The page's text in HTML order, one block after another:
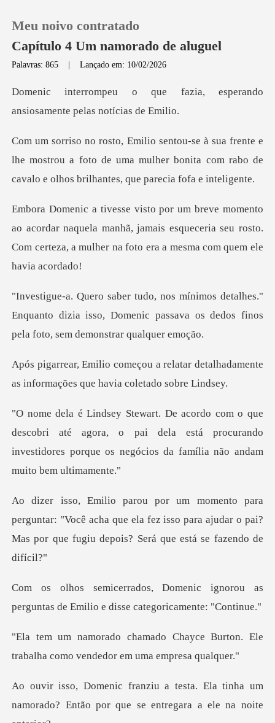
0
Histórico
Baixar App
Meu noivo contratado
Capítulo 4 Um namorado de aluguel
Palavras: 865 |Lançado em: 10/02/2026
azia, esperando
ansiosament
lhe mostrou a foto de uma mulher bonita com rabo de
cav
dar naquela manhã, jamais esqueceria seu rosto.
Com certeza
hes."
Enquanto dizia isso, Domenic passava os dedo
latar detalhadamente
as informações
ri até agora, o pai dela está procurando
investidores porq
r: "Você acha que ela fez isso para ajudar o pai?
Mas po
ignorou as
perguntas de Emilio e
yce Burton. Ele
trabalha como ve
. Ela tinha um
namorado? Então por que